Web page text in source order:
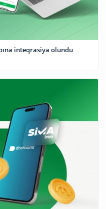
inteqrasiya olundu